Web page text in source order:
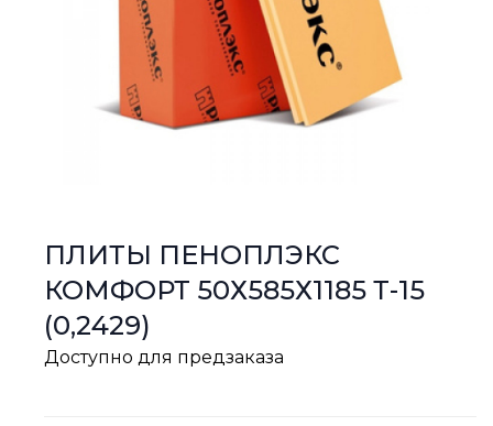
ПЛИТЫ ПЕНОПЛЭКС
КОМФОРТ 50Х585Х1185 Т-15
(0,2429)
Доступно для предзаказа